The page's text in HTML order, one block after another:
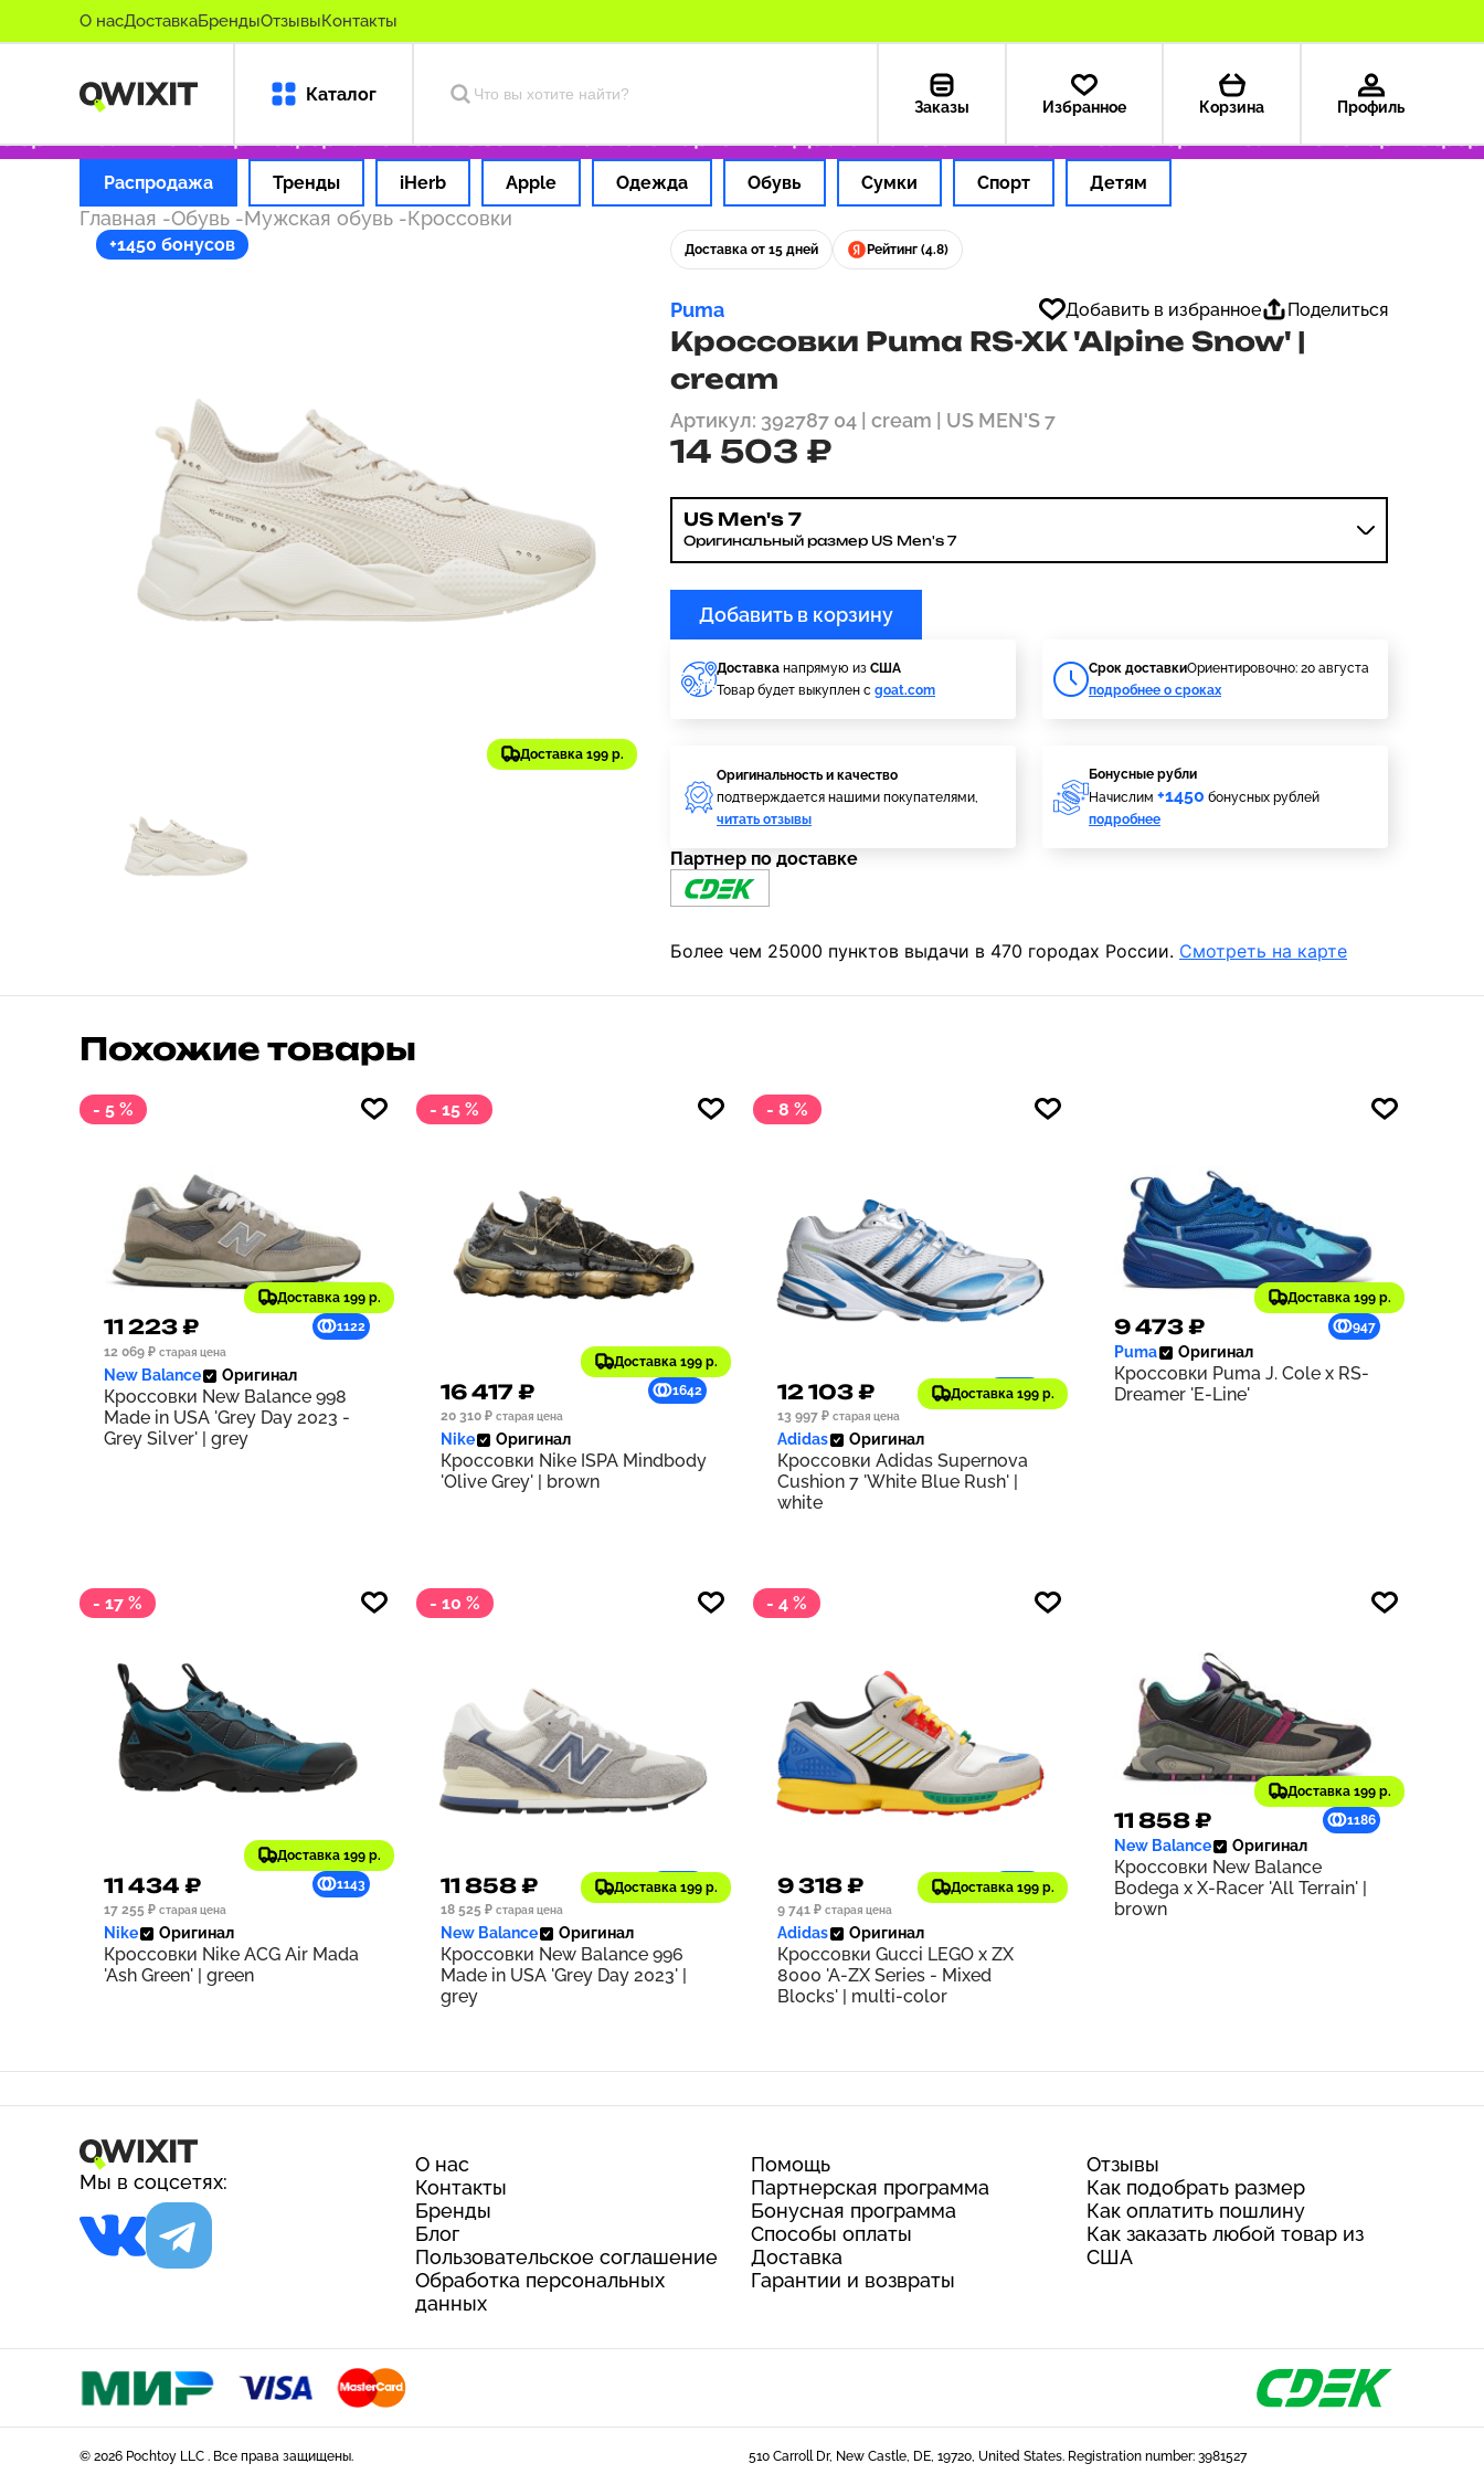
О насДоставкаБрендыОтзывыКонтакты
Каталог
Заказы Избранное Корзина Профиль
товары Оформляем заказ за 1 час Оплата картой РФ Доставка из США — 199 ₽ Только оригинальные товары
Распродажа Тренды iHerb Apple Одежда Обувь Сумки Спорт Детям
Главная -Обувь -Мужская обувь -Кроссовки
+1450 бонусов
Доставка 199 р.
Доставка от 15 дней Рейтинг (4.8)
Puma Добавить в избранное Поделиться
Кроссовки Puma RS-XK 'Alpine Snow' |
cream
Артикул: 392787 04 | cream | US MEN'S 7
14 503 ₽
US Men's 7
Оригинальный размер US Men's 7
Добавить в корзину
Доставка напрямую из США
Товар будет выкуплен с goat.com
Cрок доставкиОриентировочно: 20 августа
подробнее о сроках
Оригинальность и качество
подтверждается нашими покупателями,
читать отзывы
Бонусные рубли
Начислим +1450 бонусных рублей
подробнее
Партнер по доставке
Более чем 25000 пунктов выдачи в 470 городах России. Смотреть на карте
Похожие товары
- 5 %
Доставка 199 р.
11 223 ₽
1122
12 069 ₽ старая цена
New Balance Оригинал
Кроссовки New Balance 998
Made in USA 'Grey Day 2023 -
Grey Silver' | grey
- 15 %
Доставка 199 р.
16 417 ₽
1642
20 310 ₽ старая цена
Nike Оригинал
Кроссовки Nike ISPA Mindbody
'Olive Grey' | brown
- 8 %
Доставка 199 р.
12 103 ₽
1210
13 997 ₽ старая цена
Adidas Оригинал
Кроссовки Adidas Supernova
Cushion 7 'White Blue Rush' |
white
Доставка 199 р.
9 473 ₽ 947
Puma Оригинал
Кроссовки Puma J. Cole x RS-
Dreamer 'E-Line'
- 17 %
Доставка 199 р.
11 434 ₽
1143
17 255 ₽ старая цена
Nike Оригинал
Кроссовки Nike ACG Air Mada
'Ash Green' | green
- 10 %
Доставка 199 р.
11 858 ₽
1186
18 525 ₽ старая цена
New Balance Оригинал
Кроссовки New Balance 996
Made in USA 'Grey Day 2023' |
grey
- 4 %
Доставка 199 р.
9 318 ₽
932
9 741 ₽ старая цена
Adidas Оригинал
Кроссовки Gucci LEGO x ZX
8000 'A-ZX Series - Mixed
Blocks' | multi-color
Доставка 199 р.
11 858 ₽ 1186
New Balance Оригинал
Кроссовки New Balance
Bodega x X-Racer 'All Terrain' |
brown
Мы в соцсетях:
О нас
Контакты
Бренды
Блог
Пользовательское соглашение
Обработка персональных
данных
Помощь
Партнерская программа
Бонусная программа
Способы оплаты
Доставка
Гарантии и возвраты
Отзывы
Как подобрать размер
Как оплатить пошлину
Как заказать любой товар из
США
© 2026 Pochtoy LLC . Все права защищены. 510 Carroll Dr, New Castle, DE, 19720, United States. Registration number: 3981527